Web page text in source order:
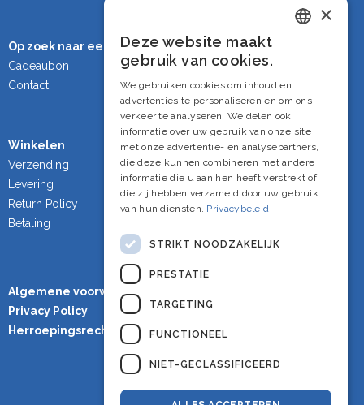
Op zoek naar een cadeau?
Cadeaubon
Contact
Winkelen
Verzending
Levering
Return Policy
Betaling
Algemene voorwaarden
Privacy Policy
Herroepingsrecht
×
Deze website maakt
gebruik van cookies.
We gebruiken cookies om inhoud en
advertenties te personaliseren en om ons
verkeer te analyseren. We delen ook
informatie over uw gebruik van onze site
met onze advertentie- en analysepartners,
die deze kunnen combineren met andere
informatie die u aan hen heeft verstrekt of
die zij hebben verzameld door uw gebruik
van hun diensten. Privacybeleid
STRIKT NOODZAKELIJK
PRESTATIE
TARGETING
FUNCTIONEEL
NIET-GECLASSIFICEERD